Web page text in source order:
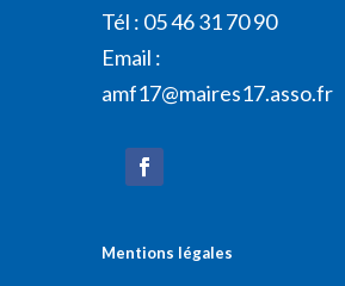
Tél : 05 46 31 70 90
Email :
amf17@maires17.asso.fr
Mentions légales